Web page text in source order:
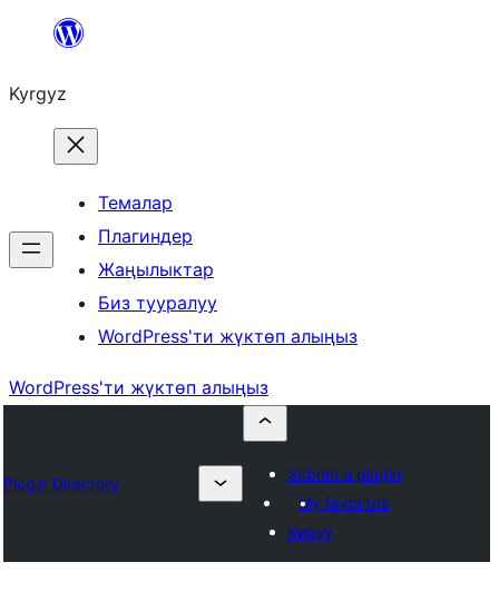
Мазмунга
Kyrgyz
Темалар
Плагиндер
Жаңылыктар
Биз тууралуу
WordPress'ти жүктөп алыңыз
WordPress'ти жүктөп алыңыз
Plugin Directory
Submit a plugin
My favorites
Кирүү